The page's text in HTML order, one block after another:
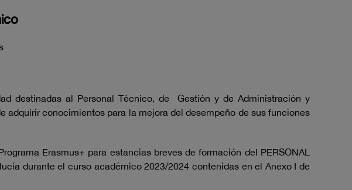
destinadas al Personal Técnico, de Gestión y de Administración y
adquirir conocimientos para la mejora del desempeño de sus funciones
Erasmus+ para estancias breves de formación del PERSONAL
durante el curso académico 2023/2024 contenidas en el Anexo I de